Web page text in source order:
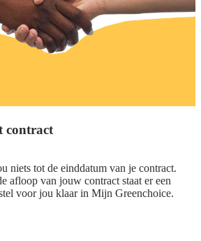
contract
niets tot de einddatum van je contract.
afloop van jouw contract staat er een
voor jou klaar in Mijn Greenchoice.